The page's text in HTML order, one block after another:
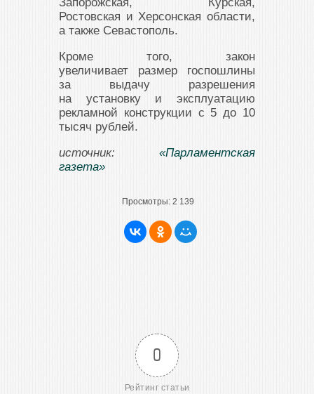
Ростовская и Херсонская области,
а также Севастополь.
Кроме того, закон
увеличивает размер госпошлины
за выдачу разрешения
на установку и эксплуатацию
рекламной конструкции с 5 до 10
тысяч рублей.
источник: «Парламентская
газета»
Просмотры: 2 139
0
Рейтинг статьи